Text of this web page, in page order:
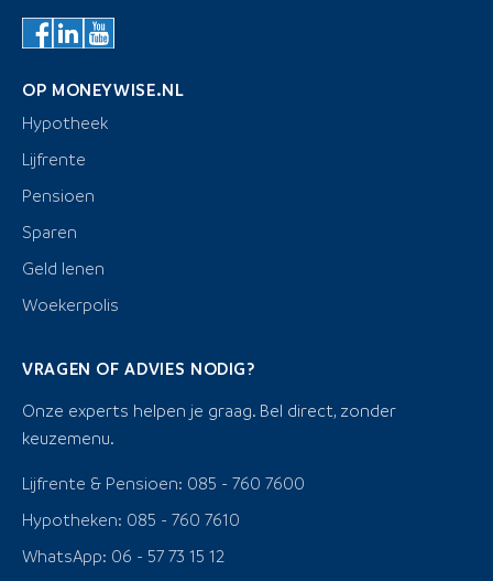
OP MONEYWISE.NL
Hypotheek
Lijfrente
Pensioen
Sparen
Geld lenen
Woekerpolis
VRAGEN OF ADVIES NODIG?
Onze experts helpen je graag. Bel direct, zonder
keuzemenu.
Lijfrente & Pensioen: 085 - 760 7600
Hypotheken: 085 - 760 7610
WhatsApp: 06 - 57 73 15 12